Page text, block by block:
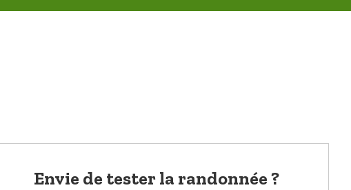
Envie de tester la randonnée ?